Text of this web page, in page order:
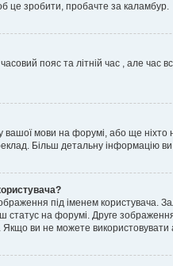
це зробити, пробачте за каламбур.
пояс та літній час , але час
вашої мови на форумі, або ще
Більш детальну інформацію
під іменем користувача.
на форумі. Друге
ви не можете